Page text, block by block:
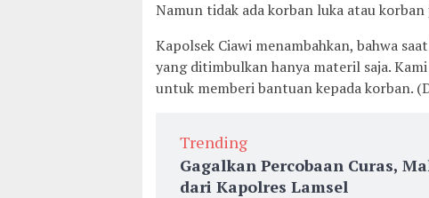
Namun tidak ada korban luka atau
Kapolsek Ciawi menambahkan, bahwa
yang ditimbulkan hanya materil saja.
untuk memberi bantuan kepada korban.
Trending
Gagalkan Percobaan Curas,
dari Kapolres Lamsel